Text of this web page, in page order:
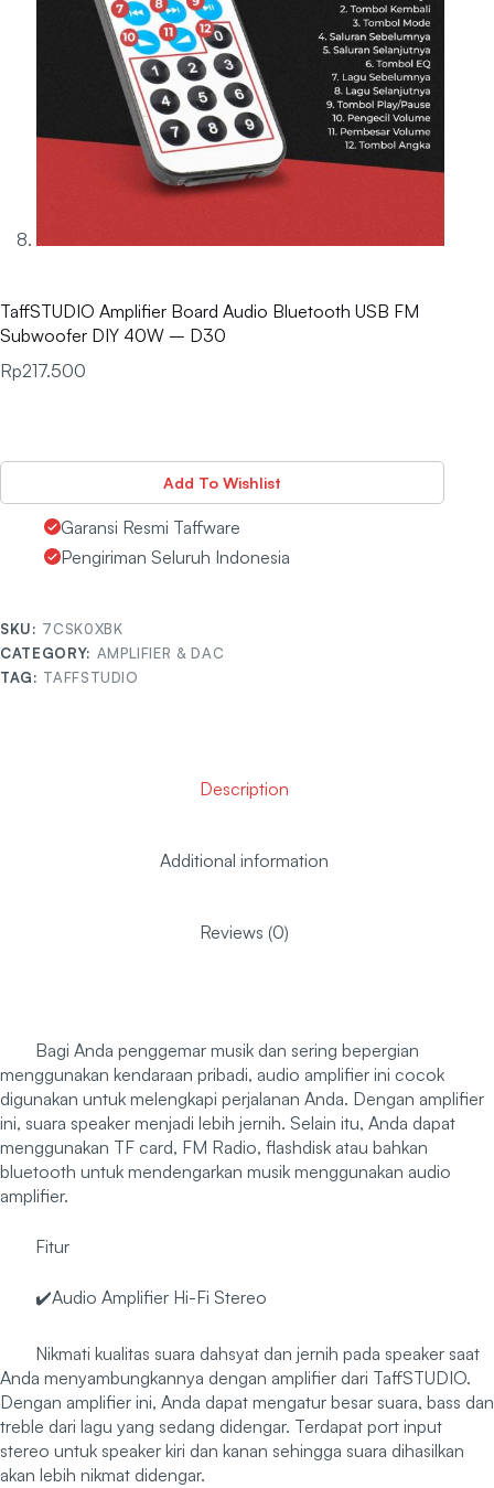
TaffSTUDIO Amplifier Board Audio Bluetooth USB FM
Subwoofer DIY 40W – D30
Rp217.500
Add To Wishlist
Garansi Resmi Taffware
Pengiriman Seluruh Indonesia
SKU: 7CSK0XBK
CATEGORY: AMPLIFIER & DAC
TAG: TAFFSTUDIO
Description
Additional information
Reviews (0)
Bagi Anda penggemar musik dan sering bepergian
menggunakan kendaraan pribadi, audio amplifier ini cocok
digunakan untuk melengkapi perjalanan Anda. Dengan amplifier
ini, suara speaker menjadi lebih jernih. Selain itu, Anda dapat
menggunakan TF card, FM Radio, flashdisk atau bahkan
bluetooth untuk mendengarkan musik menggunakan audio
amplifier.
Fitur
✔️Audio Amplifier Hi-Fi Stereo
Nikmati kualitas suara dahsyat dan jernih pada speaker saat
Anda menyambungkannya dengan amplifier dari TaffSTUDIO.
Dengan amplifier ini, Anda dapat mengatur besar suara, bass dan
treble dari lagu yang sedang didengar. Terdapat port input
stereo untuk speaker kiri dan kanan sehingga suara dihasilkan
akan lebih nikmat didengar.